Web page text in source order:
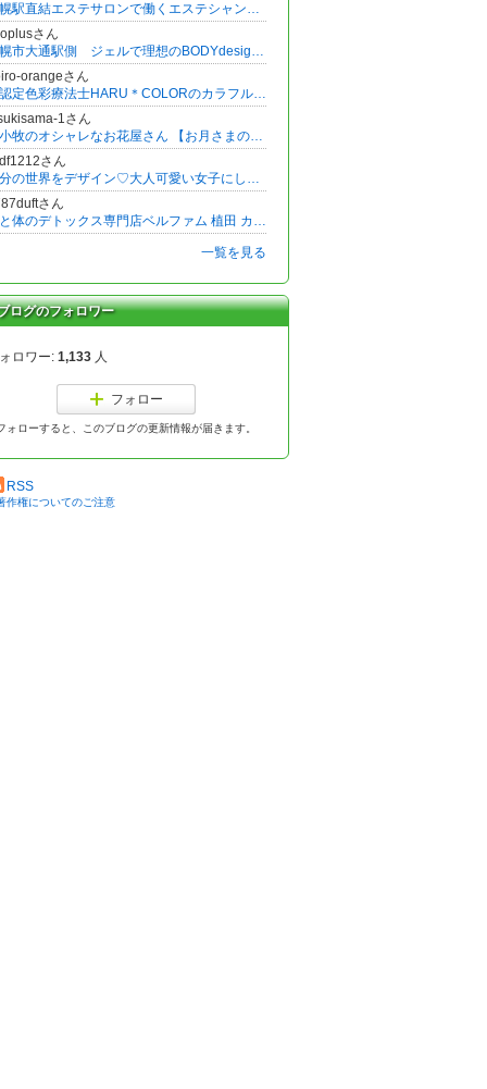
札幌駅直結エステサロンで働くエステシャンのつぶやき
さん
札幌市大通駅側 ジェルで理想のBODYdesign痛くないオールハンドエステ LINOPLUS
orangeさん
～認定色彩療法士HARU＊COLORのカラフル色暮らしdeストレスフリーな毎日を～
1さん
苫小牧のオシャレなお花屋さん 【お月さまのたね】
さん
自分の世界をデザイン♡大人可愛い女子にしあわせに変身する魔法♡
さん
心と体のデトックス専門店ベルファム 植田 カオリ
一覧を見る
ログのフォロワー
ロワー: 1,133 人
フォロー
ォローすると、このブログの更新情報が届きます。
RSS
作権についてのご注意